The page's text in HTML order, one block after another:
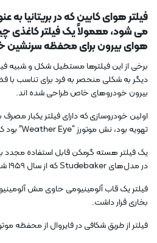
فیلتر هوای کابین که در بریتانیا به
می شود، معمولاً یک فیلتر کاغذی
هوای بیرون برای محفظه سرنشین
برخی از این فیلترها مستطیل شکل و شبیه
دیگر به شکلی منحصر به فرد برای تناسب
بیرون خودروهای خاص طراحی شده اند.
اولین خودروسازی که دارای فیلتر یکبار
تهویه بود، نش موتورز “Weather Eye” بود که در سال 1940 معرفی شد.
یک فیلتر هسته گرمکن قابل استفاده مجدد
در مدل‌های Studebaker که از سال ۱۹۵۹ شروع شد،
فیلتر یک قاب آلومینیومی حاوی مش
بخاری قرار داشت.
فیلتر از طریق شکافی در فایروال از محفظه